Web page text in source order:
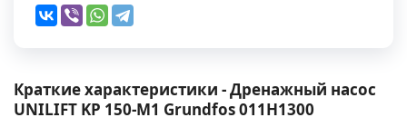
Краткие характеристики - Дренажный насос
UNILIFT KP 150-M1 Grundfos 011H1300